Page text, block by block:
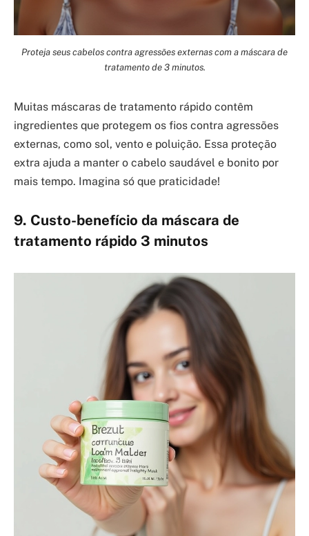
Proteja seus cabelos contra agressões externas com a máscara de
tratamento de 3 minutos.
Muitas máscaras de tratamento rápido contêm
ingredientes que protegem os fios contra agressões
externas, como sol, vento e poluição. Essa proteção
extra ajuda a manter o cabelo saudável e bonito por
mais tempo. Imagina só que praticidade!
9. Custo-benefício da máscara de
tratamento rápido 3 minutos